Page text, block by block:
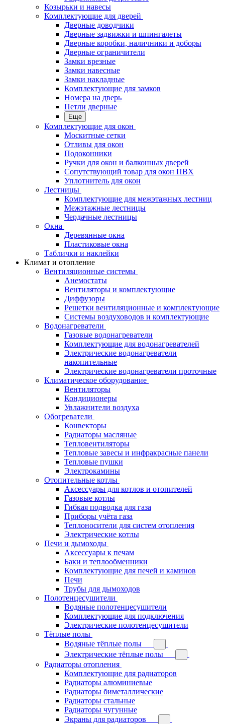
Козырьки и навесы
Комплектующие для дверей
Дверные доводчики
Дверные задвижки и шпингалеты
Дверные коробки, наличники и доборы
Дверные ограничители
Замки врезные
Замки навесные
Замки накладные
Комплектующие для замков
Номера на дверь
Петли дверные
Еще
Комплектующие для окон
Москитные сетки
Отливы для окон
Подоконники
Ручки для окон и балконных дверей
Сопутствующий товар для окон ПВХ
Уплотнитель для окон
Лестницы
Комплектующие для межэтажных лестниц
Межэтажные лестницы
Чердачные лестницы
Окна
Деревянные окна
Пластиковые окна
Таблички и наклейки
Климат и отопление
Вентиляционные системы
Анемостаты
Вентиляторы и комплектующие
Диффузоры
Решетки вентиляционные и комплектующие
Системы воздуховодов и комплектующие
Водонагреватели
Газовые водонагреватели
Комплектующие для водонагревателей
Электрические водонагреватели
накопительные
Электрические водонагреватели проточные
Климатическое оборудование
Вентиляторы
Кондиционеры
Увлажнители воздуха
Обогреватели
Конвекторы
Радиаторы масляные
Тепловентиляторы
Тепловые завесы и инфракрасные панели
Тепловые пушки
Электрокамины
Отопительные котлы
Аксессуары для котлов и отопителей
Газовые котлы
Гибкая подводка для газа
Приборы учёта газа
Теплоносители для систем отопления
Электрические котлы
Печи и дымоходы
Аксессуары к печам
Баки и теплообменники
Комплектующие для печей и каминов
Печи
Трубы для дымоходов
Полотенцесушители
Водяные полотенцесушители
Комплектующие для подключения
Электрические полотенцесушители
Тёплые полы
Водяные тёплые полы
Электрические тёплые полы
Радиаторы отопления
Комплектующие для радиаторов
Радиаторы алюминиевые
Радиаторы биметаллические
Радиаторы стальные
Радиаторы чугунные
Экраны для радиаторов